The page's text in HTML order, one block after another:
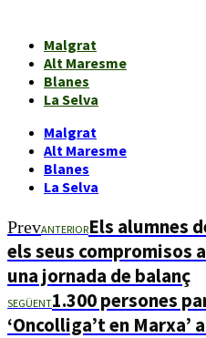
Malgrat
Alt Maresme
Blanes
La Selva
Malgrat
Alt Maresme
Blanes
La Selva
PrevANTERIOREls alumnes
els seus compromisos
una jornada de balanç
SEGÜENT1.300 persones
‘Oncolliga’t en Marxa’